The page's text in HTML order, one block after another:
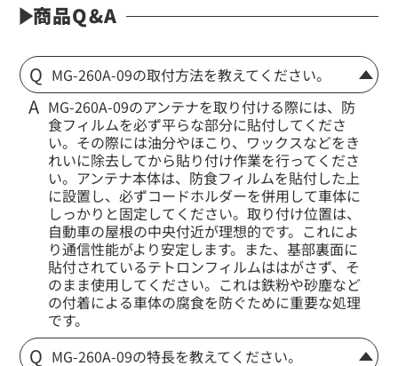
商品Q&A
MG-260A-09の取付方法を教えてください。
MG-260A-09のアンテナを取り付ける際には、防
食フィルムを必ず平らな部分に貼付してくださ
い。その際には油分やほこり、ワックスなどをき
れいに除去してから貼り付け作業を行ってくださ
い。アンテナ本体は、防食フィルムを貼付した上
に設置し、必ずコードホルダーを併用して車体に
しっかりと固定してください。取り付け位置は、
自動車の屋根の中央付近が理想的です。これによ
り通信性能がより安定します。また、基部裏面に
貼付されているテトロンフィルムははがさず、そ
のまま使用してください。これは鉄粉や砂塵など
の付着による車体の腐食を防ぐために重要な処理
です。
MG-260A-09の特長を教えてください。